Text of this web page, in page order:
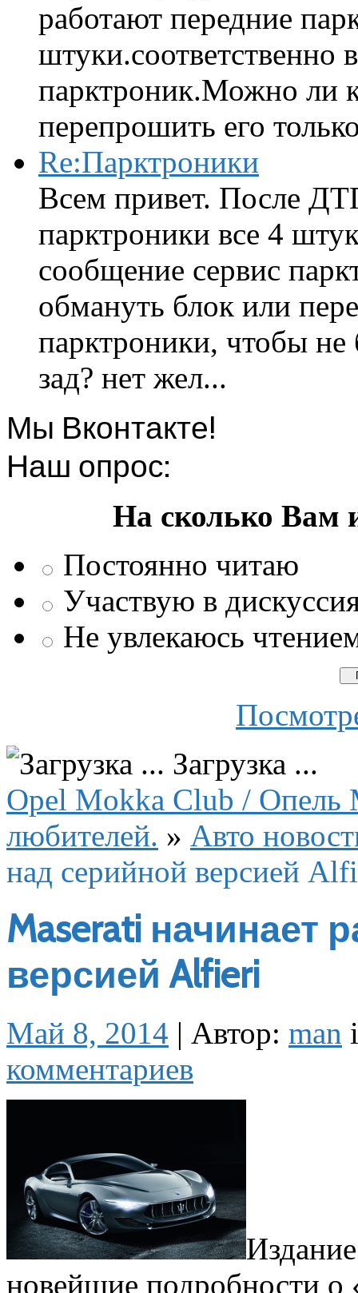
работают передние
штуки.соответственно
парктроник.Можно ли
перепрошить его
Re:Парктроники
Всем привет. После
парктроники все 4
сообщение сервис
обмануть блок или
парктроники, чтобы
зад? нет жел...
Мы Вконтакте!
Наш опрос:
На сколько Вам
Постоянно читаю
Участвую в
Не увлекаюсь
Загрузка ...
Opel Mokka Club / Опель
любителей. » Авто
над серийной версией
Maserati начинает
версией Alfieri
Май 8, 2014 | Автор: man
комментариев
новейшие подробности о